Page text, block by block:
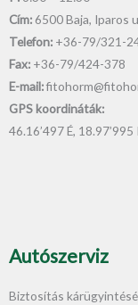
Cím: 6500 Baja, Iparos
Telefon: +36-79/321-
Fax: +36-79/424-378
E-mail:
GPS koordináták:
46.16’497 É, 18.97’995
Autószerviz
Biztosítás